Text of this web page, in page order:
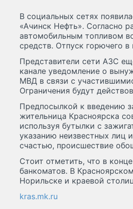
В социальных сетях
«Ачинск Нефть». Согласно
автомобильным топливом
средств. Отпуск горючего
Представители сети АЗС
канале уведомление о
МВД в связи с
Ограничения будут
Предпосылкой к введению
жительница Красноярска
используя бутылки с
указанию неизвестных лиц
счастью, происшествие
Стоит отметить, что в
банкоматов. В
Норильске и краевой
kras.mk.ru